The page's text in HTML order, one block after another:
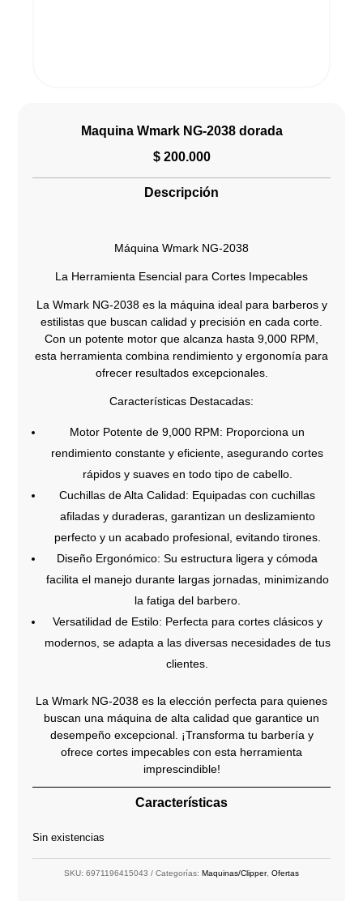
Maquina Wmark NG-2038 dorada
$200.000
Descripción
Máquina Wmark NG-2038
La Herramienta Esencial para Cortes Impecables
La Wmark NG-2038 es la máquina ideal para barberos y
estilistas que buscan calidad y precisión en cada corte.
Con un potente motor que alcanza hasta 9,000 RPM,
esta herramienta combina rendimiento y ergonomía para
ofrecer resultados excepcionales.
Características Destacadas:
Motor Potente de 9,000 RPM: Proporciona un
rendimiento constante y eficiente, asegurando cortes
rápidos y suaves en todo tipo de cabello.
Cuchillas de Alta Calidad: Equipadas con cuchillas
afiladas y duraderas, garantizan un deslizamiento
perfecto y un acabado profesional, evitando tirones.
Diseño Ergonómico: Su estructura ligera y cómoda
facilita el manejo durante largas jornadas, minimizando
la fatiga del barbero.
Versatilidad de Estilo: Perfecta para cortes clásicos y
modernos, se adapta a las diversas necesidades de tus
clientes.
La Wmark NG-2038 es la elección perfecta para quienes
buscan una máquina de alta calidad que garantice un
desempeño excepcional. ¡Transforma tu barbería y
ofrece cortes impecables con esta herramienta
imprescindible!
Características
Sin existencias
SKU: 6971196415043 Categorías: Maquinas/Clipper, Ofertas